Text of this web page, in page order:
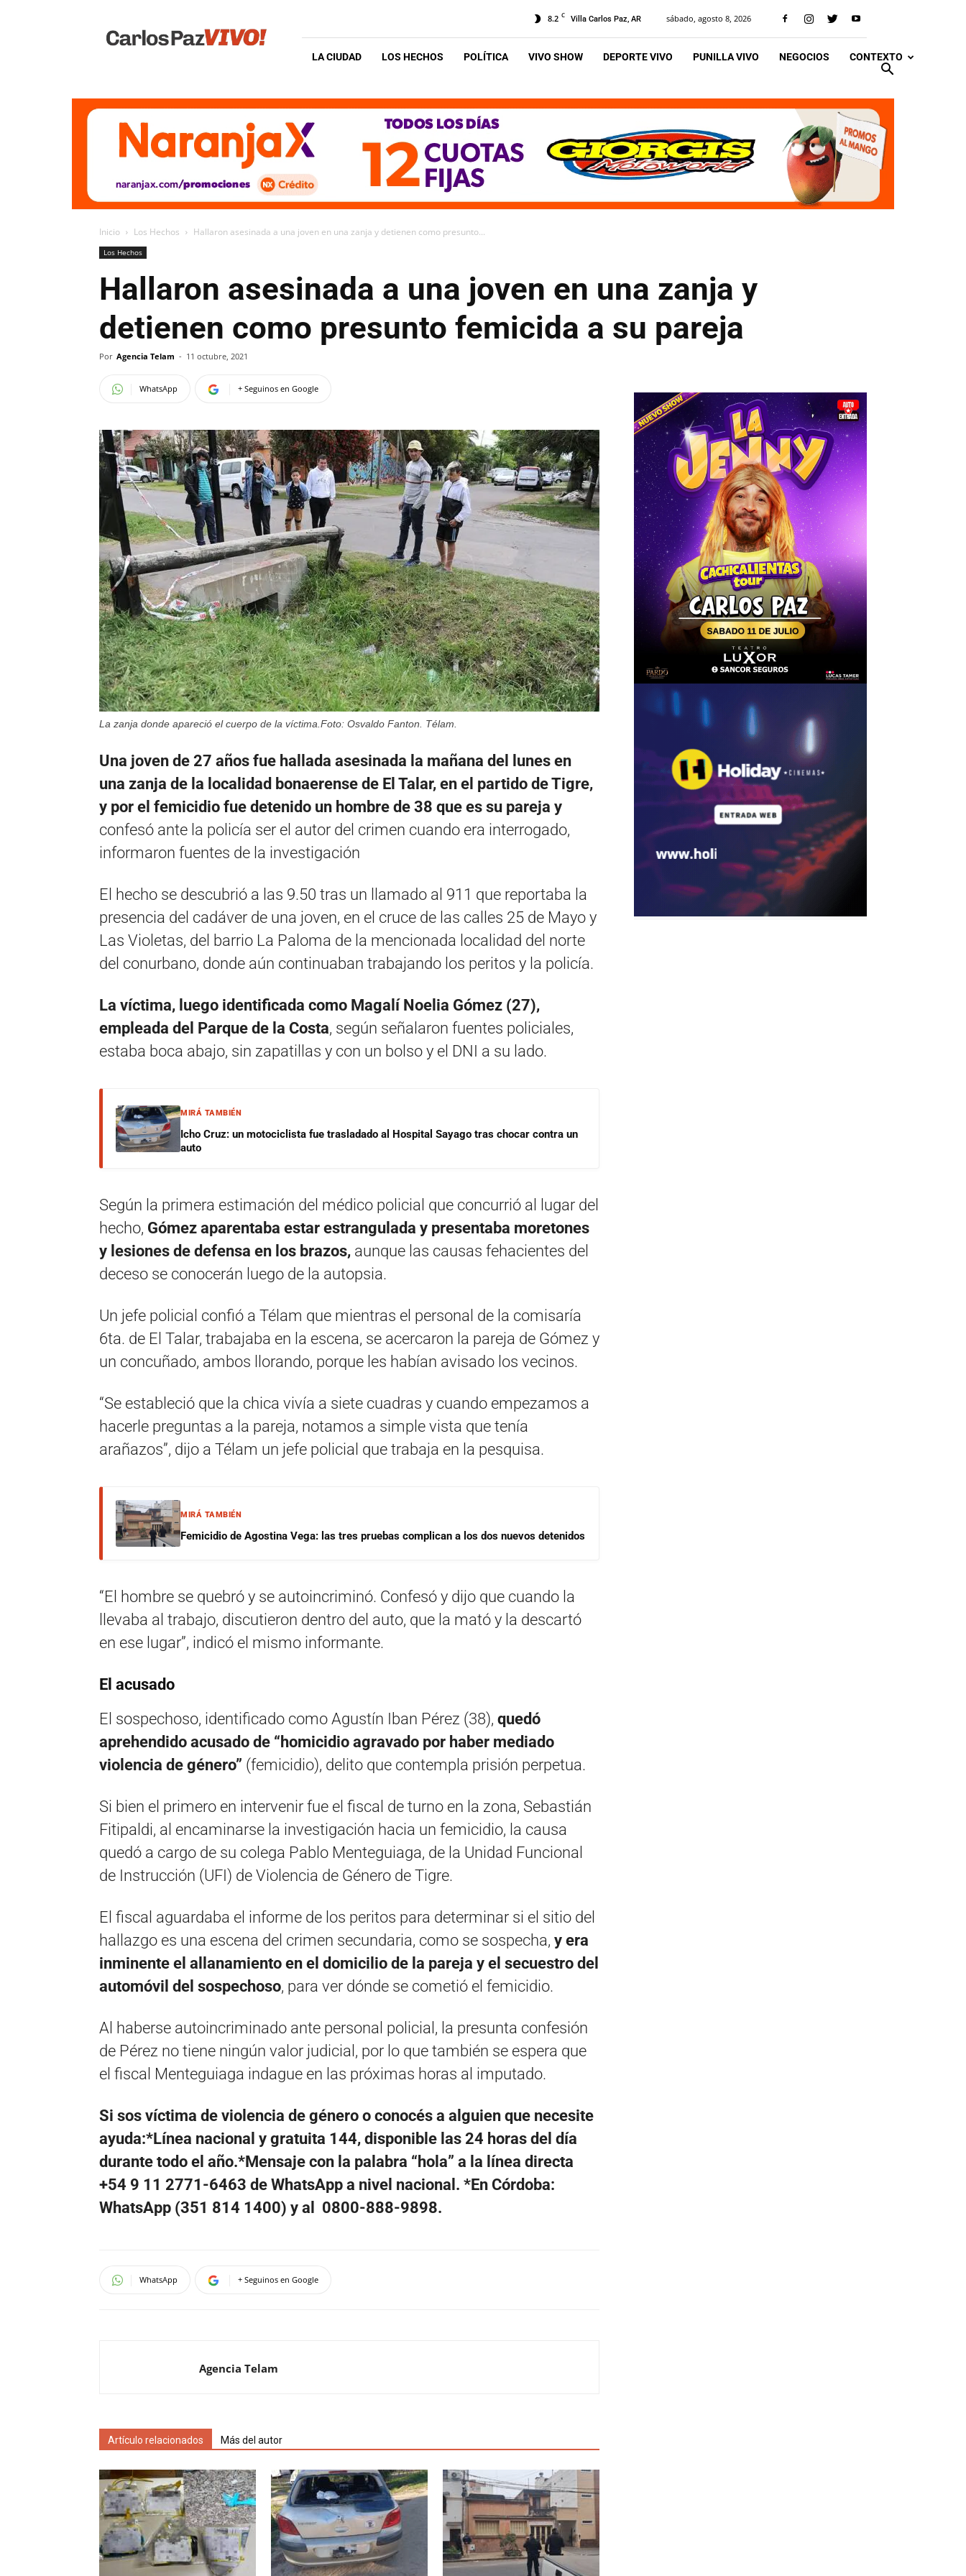
Vivo
8.2 C Villa Carlos Paz, AR sábado, agosto 8, 2026
LA CIUDAD LOS HECHOS POLÍTICA VIVO SHOW DEPORTE VIVO PUNILLA VIVO NEGOCIOS CONTEXTO
Inicio Los Hechos Hallaron asesinada a una joven en una zanja y detienen como presunto...
Los Hechos
Hallaron asesinada a una joven en una zanja y
detienen como presunto femicida a su pareja
Por Agencia Telam - 11 octubre, 2021
WhatsApp + Seguinos en Google
La zanja donde apareció el cuerpo de la víctima.Foto: Osvaldo Fanton. Télam.
Una joven de 27 años fue hallada asesinada la mañana del lunes en
una zanja de la localidad bonaerense de El Talar, en el partido de Tigre,
y por el femicidio fue detenido un hombre de 38 que es su pareja y
confesó ante la policía ser el autor del crimen cuando era interrogado,
informaron fuentes de la investigación
El hecho se descubrió a las 9.50 tras un llamado al 911 que reportaba la
presencia del cadáver de una joven, en el cruce de las calles 25 de Mayo y
Las Violetas, del barrio La Paloma de la mencionada localidad del norte
del conurbano, donde aún continuaban trabajando los peritos y la policía.
La víctima, luego identificada como Magalí Noelia Gómez (27),
empleada del Parque de la Costa, según señalaron fuentes policiales,
estaba boca abajo, sin zapatillas y con un bolso y el DNI a su lado.
MIRÁ TAMBIÉN
Icho Cruz: un motociclista fue trasladado al Hospital Sayago tras chocar contra un
auto
Según la primera estimación del médico policial que concurrió al lugar del
hecho, Gómez aparentaba estar estrangulada y presentaba moretones
y lesiones de defensa en los brazos, aunque las causas fehacientes del
deceso se conocerán luego de la autopsia.
Un jefe policial confió a Télam que mientras el personal de la comisaría
6ta. de El Talar, trabajaba en la escena, se acercaron la pareja de Gómez y
un concuñado, ambos llorando, porque les habían avisado los vecinos.
“Se estableció que la chica vivía a siete cuadras y cuando empezamos a
hacerle preguntas a la pareja, notamos a simple vista que tenía
arañazos”, dijo a Télam un jefe policial que trabaja en la pesquisa.
MIRÁ TAMBIÉN
Femicidio de Agostina Vega: las tres pruebas complican a los dos nuevos detenidos
“El hombre se quebró y se autoincriminó. Confesó y dijo que cuando la
llevaba al trabajo, discutieron dentro del auto, que la mató y la descartó
en ese lugar”, indicó el mismo informante.
El acusado
El sospechoso, identificado como Agustín Iban Pérez (38), quedó
aprehendido acusado de “homicidio agravado por haber mediado
violencia de género” (femicidio), delito que contempla prisión perpetua.
Si bien el primero en intervenir fue el fiscal de turno en la zona, Sebastián
Fitipaldi, al encaminarse la investigación hacia un femicidio, la causa
quedó a cargo de su colega Pablo Menteguiaga, de la Unidad Funcional
de Instrucción (UFI) de Violencia de Género de Tigre.
El fiscal aguardaba el informe de los peritos para determinar si el sitio del
hallazgo es una escena del crimen secundaria, como se sospecha, y era
inminente el allanamiento en el domicilio de la pareja y el secuestro del
automóvil del sospechoso, para ver dónde se cometió el femicidio.
Al haberse autoincriminado ante personal policial, la presunta confesión
de Pérez no tiene ningún valor judicial, por lo que también se espera que
el fiscal Menteguiaga indague en las próximas horas al imputado.
Si sos víctima de violencia de género o conocés a alguien que necesite
ayuda:*Línea nacional y gratuita 144, disponible las 24 horas del día
durante todo el año.*Mensaje con la palabra “hola” a la línea directa
+54 9 11 2771-6463 de WhatsApp a nivel nacional. *En Córdoba:
WhatsApp (351 814 1400) y al 0800-888-9898.
WhatsApp + Seguinos en Google
Agencia Telam
Artículo relacionados Más del autor